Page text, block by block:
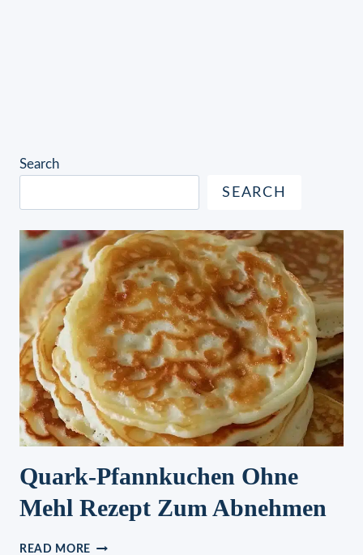
Search
SEARCH
Quark-Pfannkuchen Ohne
Mehl Rezept Zum Abnehmen
READ MORE QUARK-